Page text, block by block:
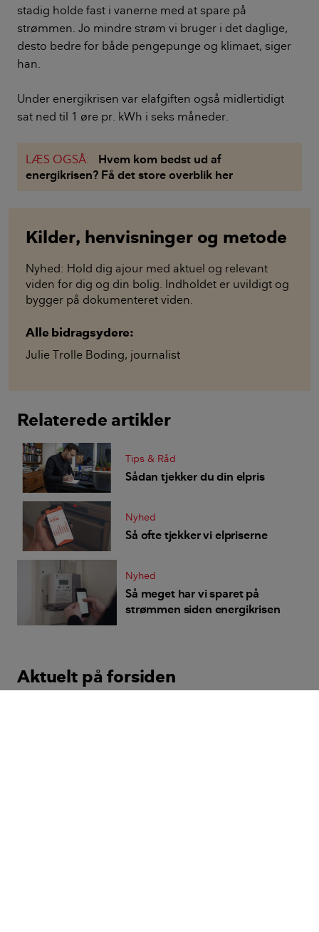
stadig holde fast i vanerne med at spare på
strømmen. Jo mindre strøm vi bruger i det daglige,
desto bedre for både pengepunge og klimaet, siger
han.
Under energikrisen var elafgiften også midlertidigt
sat ned til 1 øre pr. kWh i seks måneder.
LÆS OGSÅ:
Hvem kom bedst ud af
energikrisen? Få det store overblik her
Kilder, henvisninger og metode
Nyhed: Hold dig ajour med aktuel og relevant
viden for dig og din bolig. Indholdet er uvildigt og
bygger på dokumenteret viden.
Alle bidragsydere:
Julie Trolle Boding, journalist
Relaterede artikler
Tips & Råd
Sådan tjekker du din elpris
Nyhed
Så ofte tjekker vi elpriserne
Nyhed
Så meget har vi sparet på
strømmen siden energikrisen
Aktuelt på forsiden